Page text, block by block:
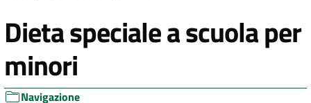
Dieta speciale a scuola per
minori
Navigazione